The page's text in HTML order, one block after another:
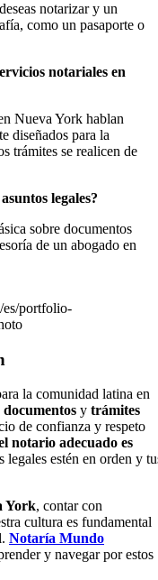
notarizar y un
como un pasaporte o
notariales en
Nueva York hablan
diseñados para la
trámites se realicen de
legales?
sobre documentos
de un abogado en
es/portfolio-
la comunidad latina en
documentos y trámites
de confianza y respeto
notario adecuado es
legales estén en orden y
York, contar con
cultura es fundamental
Notaría Mundo
y navegar por estos